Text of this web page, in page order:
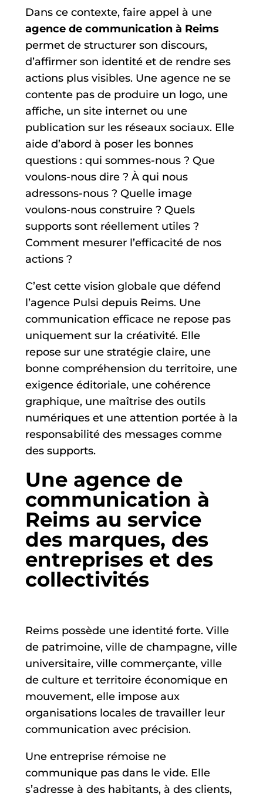
Dans ce contexte, faire appel à une
agence de communication à Reims
permet de structurer son discours,
d’affirmer son identité et de rendre ses
actions plus visibles. Une agence ne se
contente pas de produire un logo, une
affiche, un site internet ou une
publication sur les réseaux sociaux. Elle
aide d’abord à poser les bonnes
questions : qui sommes-nous ? Que
voulons-nous dire ? À qui nous
adressons-nous ? Quelle image
voulons-nous construire ? Quels
supports sont réellement utiles ?
Comment mesurer l’efficacité de nos
actions ?
C’est cette vision globale que défend
l’agence Pulsi depuis Reims. Une
communication efficace ne repose pas
uniquement sur la créativité. Elle
repose sur une stratégie claire, une
bonne compréhension du territoire, une
exigence éditoriale, une cohérence
graphique, une maîtrise des outils
numériques et une attention portée à la
responsabilité des messages comme
des supports.
Une agence de
communication à
Reims au service
des marques, des
entreprises et des
collectivités
Reims possède une identité forte. Ville
de patrimoine, ville de champagne, ville
universitaire, ville commerçante, ville
de culture et territoire économique en
mouvement, elle impose aux
organisations locales de travailler leur
communication avec précision.
Une entreprise rémoise ne
communique pas dans le vide. Elle
s’adresse à des habitants, à des clients,